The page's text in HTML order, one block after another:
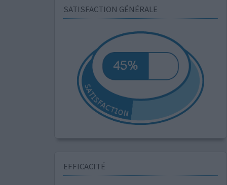
SATISFACTION GÉNÉRALE
EFFICACITÉ